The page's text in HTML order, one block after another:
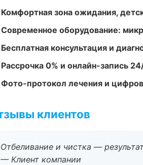
Комфортная зона ожидания,
Современное оборудование:
Бесплатная консультация и
Рассрочка 0% и онлайн-запись
Фото-протокол лечения и
клиентов
Отбеливание и чистка —
— Клиент компании